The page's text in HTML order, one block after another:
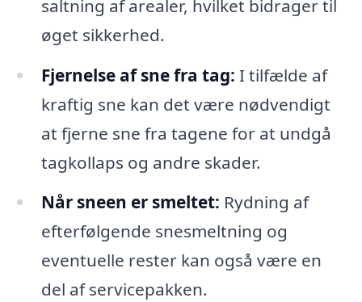
saltning af arealer, hvilket bidrager til
øget sikkerhed.
Fjernelse af sne fra tag: I tilfælde af
kraftig sne kan det være nødvendigt
at fjerne sne fra tagene for at undgå
tagkollaps og andre skader.
Når sneen er smeltet: Rydning af
efterfølgende snesmeltning og
eventuelle rester kan også være en
del af servicepakken.